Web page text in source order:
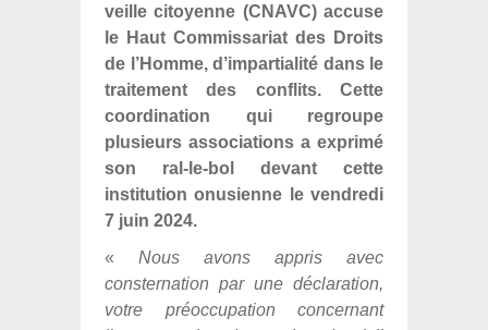
veille citoyenne (CNAVC) accuse
le Haut Commissariat des Droits
de l’Homme, d’impartialité dans le
traitement des conflits. Cette
coordination qui regroupe
plusieurs associations a exprimé
son ral-le-bol devant cette
institution onusienne le vendredi
7 juin 2024.
« Nous avons appris avec
consternation par une déclaration,
votre préoccupation concernant